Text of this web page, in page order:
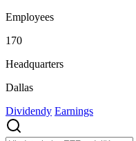
Employees
170
Headquarters
Dallas
Dividendy Earnings